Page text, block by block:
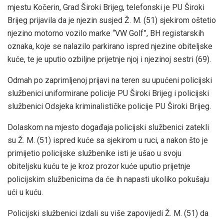
mjestu Kočerin, Grad Široki Brijeg, telefonski je PU Široki
Brijeg prijavila da je njezin susjed Ž. M. (51) sjekirom oštetio
njezino motorno vozilo marke “VW Golf”, BH registarskih
oznaka, koje se nalazilo parkirano ispred njezine obiteljske
kuće, te je uputio ozbiljne prijetnje njoj i njezinoj sestri (69).
Odmah po zaprimljenoj prijavi na teren su upućeni policijski
službenici uniformirane policije PU Široki Brijeg i policijski
službenici Odsjeka kriminalističke policije PU Široki Brijeg.
Dolaskom na mjesto događaja policijski službenici zatekli
su Ž. M. (51) ispred kuće sa sjekirom u ruci, a nakon što je
primijetio policijske službenike isti je ušao u svoju
obiteljsku kuću te je kroz prozor kuće uputio prijetnje
policijskim službenicima da će ih napasti ukoliko pokušaju
ući u kuću.
Policijski službenici izdali su više zapovijedi Ž. M. (51) da